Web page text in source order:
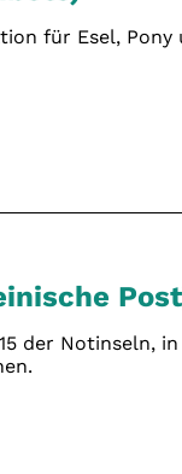
für Esel, Pony
der Notinseln, in